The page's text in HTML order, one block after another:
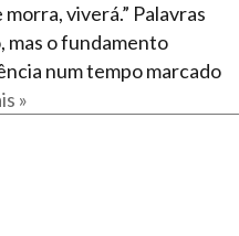
viverá.” Palavras
mas o fundamento
num tempo marcado
»